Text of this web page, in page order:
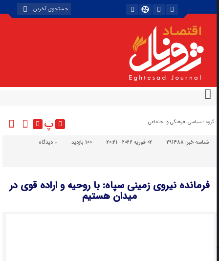
گروه : سیاسی، فرهنگی و اجتماعی پ
شناسه خبر:291488 02 فوریه 2026 - 20:21 100 بازدید دیدگاه
فرمانده نیروی زمینی سپاه: با روحیه و اراده قوی در
میدان هستیم